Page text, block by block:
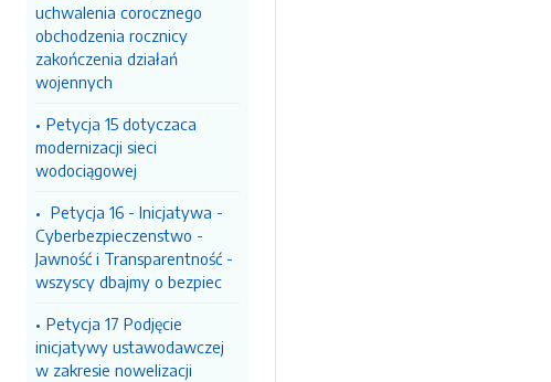
uchwalenia corocznego
obchodzenia rocznicy
zakończenia działań
wojennych
Petycja 15 dotyczaca
modernizacji sieci
wodociągowej
Petycja 16 - Inicjatywa -
Cyberbezpieczenstwo -
Jawność i Transparentność -
wszyscy dbajmy o bezpiec
Petycja 17 Podjęcie
inicjatywy ustawodawczej
w zakresie nowelizacji